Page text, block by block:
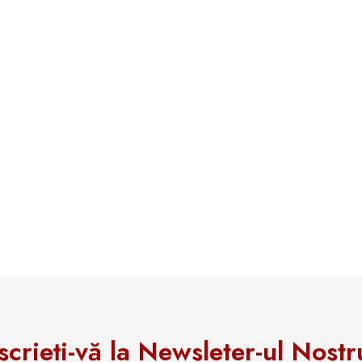
vă la Newsleter-ul